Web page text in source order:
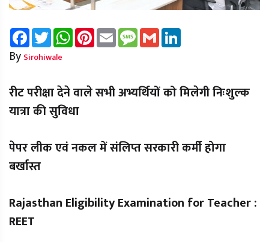
FacebookTwitterWhatsAppPinterest
Email Message
Gmail
By Sirohiwale
रीट परीक्षा देने वाले सभी अभ्यर्थियों को मिलेगी निःशुल्क
यात्रा की सुविधा
पेपर लीक एवं नकल में संलिप्त सरकारी कर्मी होगा
बर्खास्त
Rajasthan Eligibility Examination for Teacher :
REET